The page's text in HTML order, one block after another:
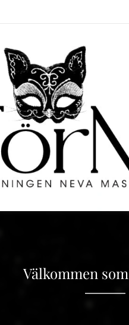
Välkommen